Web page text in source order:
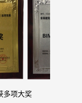
多项大奖